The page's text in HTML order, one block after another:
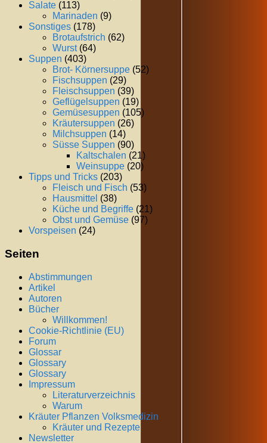
Salate (113)
Marinaden (9)
Sonstiges (178)
Brotaufstrich (62)
Wurst(64)
Suppen (403)
Brot- Körnersuppe (52)
Fischsuppen (29)
Fleischsuppen (39)
Geflügelsuppen (19)
Gemüsesuppen (105)
Kräutersuppen (26)
Milchsuppen (14)
Süsse Suppen (90)
Kaltschalen (21)
Weinsuppe (20)
Tipps und Tricks (203)
Fleisch und Fisch (53)
Hausmittel (38)
Küche und Begriffe (21)
Obst und Gemüse (97)
Vorspeisen (24)
Seiten
Abstimmungen
Artikel
Autoren
Bücher
Willkommen!
Cookie-Richtlinie (EU)
Forum
Glossar
Glossary
Glossary
Impressum
Literaturverzeichnis
Warum
Kräuter Pflanzen Volksmedizin
Kräuter und Rezepte
Newsletter